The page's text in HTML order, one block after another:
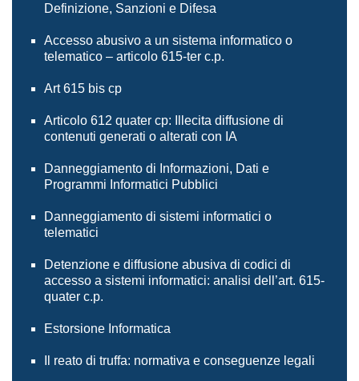
Definizione, Sanzioni e Difesa
Accesso abusivo a un sistema informatico o
telematico – articolo 615-ter c.p.
Art 615 bis cp
Articolo 612 quater cp: Illecita diffusione di
contenuti generati o alterati con IA
Danneggiamento di Informazioni, Dati e
Programmi Informatici Pubblici
Danneggiamento di sistemi informatici o
telematici
Detenzione e diffusione abusiva di codici di
accesso a sistemi informatici: analisi dell’art. 615-
quater c.p.
Estorsione Informatica
Il reato di truffa: normativa e conseguenze legali